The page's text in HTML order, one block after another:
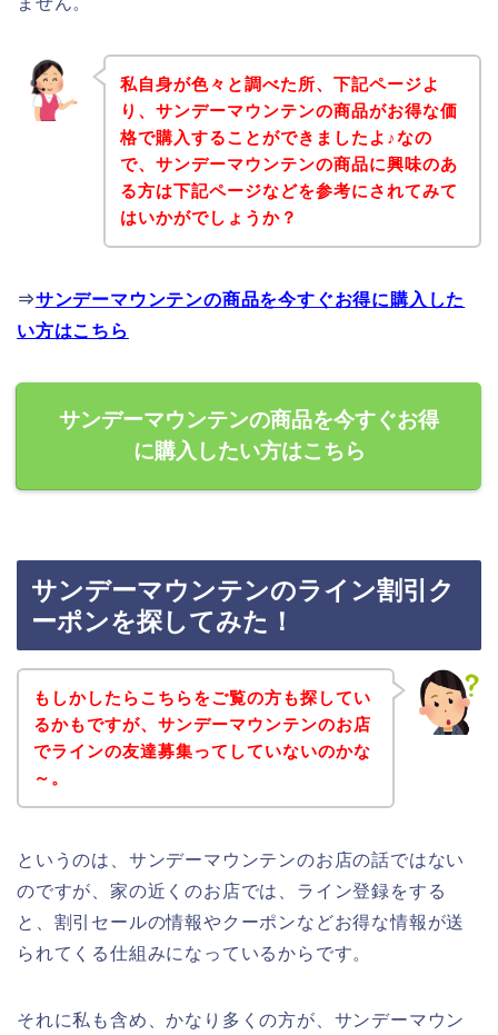
私自身が色々と調べた所、下記ページよ
り、サンデーマウンテンの商品がお得な価
格で購入することができましたよ♪なの
で、サンデーマウンテンの商品に興味のあ
る方は下記ページなどを参考にされてみて
はいかがでしょうか？
⇒サンデーマウンテンの商品を今すぐお得に購入した
い方はこちら
サンデーマウンテンの商品を今すぐお得
に購入したい方はこちら
サンデーマウンテンのライン割引ク
ーポンを探してみた！
もしかしたらこちらをご覧の方も探してい
るかもですが、サンデーマウンテンのお店
でラインの友達募集ってしていないのかな
～。
というのは、サンデーマウンテンのお店の話ではない
のですが、家の近くのお店では、ライン登録をする
と、割引セールの情報やクーポンなどお得な情報が送
られてくる仕組みになっているからです。
それに私も含め、かなり多くの方が、サンデーマウン